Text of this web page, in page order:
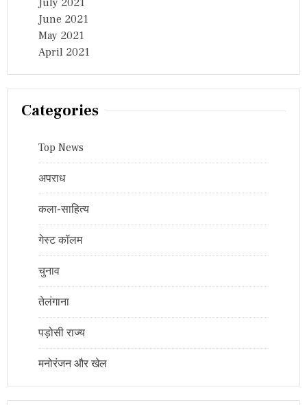
June 2021
May 2021
April 2021
Categories
Top News
अपराध
कला-साहित्य
गेस्ट कॉलम
चुनाव
तेलंगाना
पड़ोसी राज्य
मनोरंजन और खेल